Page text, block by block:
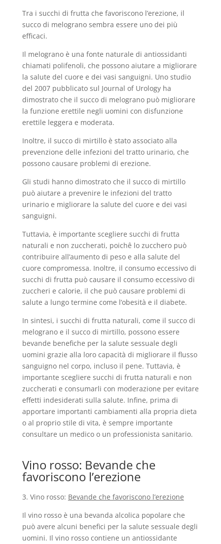
Tra i succhi di frutta che favoriscono l’erezione, il
succo di melograno sembra essere uno dei più
efficaci.
Il melograno è una fonte naturale di antiossidanti
chiamati polifenoli, che possono aiutare a migliorare
la salute del cuore e dei vasi sanguigni. Uno studio
del 2007 pubblicato sul Journal of Urology ha
dimostrato che il succo di melograno può migliorare
la funzione erettile negli uomini con disfunzione
erettile leggera e moderata.
Inoltre, il succo di mirtillo è stato associato alla
prevenzione delle infezioni del tratto urinario, che
possono causare problemi di erezione.
Gli studi hanno dimostrato che il succo di mirtillo
può aiutare a prevenire le infezioni del tratto
urinario e migliorare la salute del cuore e dei vasi
sanguigni.
Tuttavia, è importante scegliere succhi di frutta
naturali e non zuccherati, poichê lo zucchero può
contribuire all’aumento di peso e alla salute del
cuore compromessa. Inoltre, il consumo eccessivo di
succhi di frutta può causare il consumo eccessivo di
zuccheri e calorie, il che può causare problemi di
salute a lungo termine come l’obesità e il diabete.
In sintesi, i succhi di frutta naturali, come il succo di
melograno e il succo di mirtillo, possono essere
bevande benefiche per la salute sessuale degli
uomini grazie alla loro capacità di migliorare il flusso
sanguigno nel corpo, incluso il pene. Tuttavia, è
importante scegliere succhi di frutta naturali e non
zuccherati e consumarli con moderazione per evitare
effetti indesiderati sulla salute. Infine, prima di
apportare importanti cambiamenti alla propria dieta
o al proprio stile di vita, è sempre importante
consultare un medico o un professionista sanitario.
Vino rosso: Bevande che
favoriscono l’erezione
3. Vino rosso: Bevande che favoriscono l’erezione
Il vino rosso è una bevanda alcolica popolare che
può avere alcuni benefici per la salute sessuale degli
uomini. Il vino rosso contiene un antiossidante